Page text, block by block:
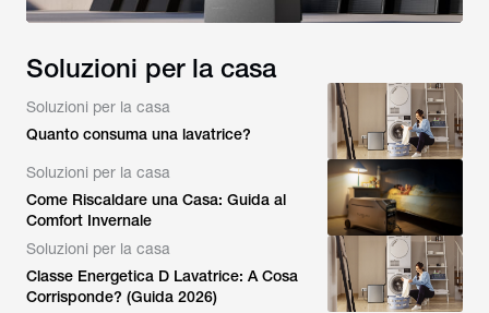
Soluzioni per la casa
Soluzioni per la casa
Quanto consuma una lavatrice?
Soluzioni per la casa
Come Riscaldare una Casa: Guida al
Comfort Invernale
Soluzioni per la casa
Classe Energetica D Lavatrice: A Cosa
Corrisponde? (Guida 2026)